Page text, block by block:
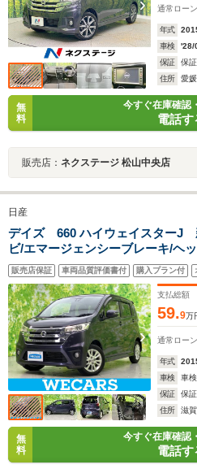
通常ローン
年式
車検
'28/
保証
保
住所
愛
無
料
今すぐ在庫確認
電話す
販売店： ネクステージ 松山中央店
日産
デイズ 660 ハイウェイスターJ
ビ/エマージェンシーブレーキ/ヘ
HID/Bluetooth接続/EBD付ABS/
運転席/エアバッグ 助手席
販売店保証 車両品質評価書付 購入プラン付
支払総額
59.9万
通常ローン
年式
車検
車
保証
保
住所
滋
無
料
今すぐ在庫確認
電話す